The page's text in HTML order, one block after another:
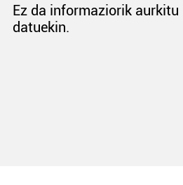
Ez da informaziorik
datuekin.